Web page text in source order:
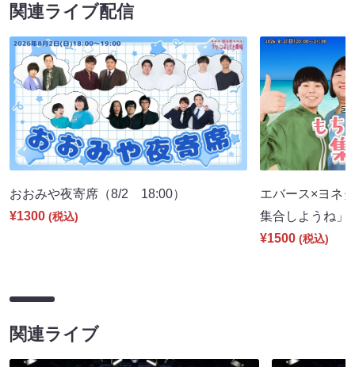
関連ライブ配信
おおみや夜寄席（8/2 18:00）
¥1300 (税込)
エバース×ヨネ
集合しようね
¥1500 (税込)
関連ライブ